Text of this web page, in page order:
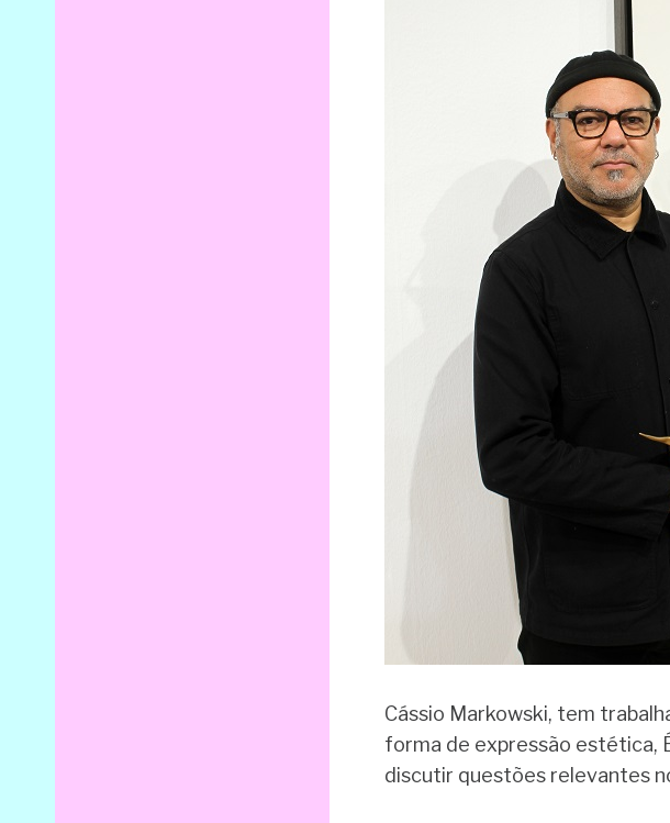
Cássio Markowski, tem
forma de expressão estética,
discutir questões relevantes